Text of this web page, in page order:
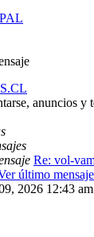
anuncios y
Re: vol-
último mensaje
2026 12:43 am